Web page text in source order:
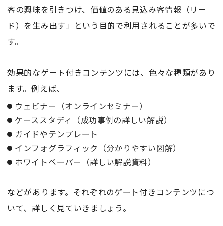
客の興味を引きつけ、価値のある見込み客情報（リー
ド）を生み出す」という目的で利用されることが多いで
す。
効果的なゲート付きコンテンツには、色々な種類があり
ます。例えば、
ウェビナー（オンラインセミナー）
ケーススタディ（成功事例の詳しい解説）
ガイドやテンプレート
インフォグラフィック（分かりやすい図解）
ホワイトペーパー（詳しい解説資料）
などがあります。それぞれのゲート付きコンテンツにつ
いて、詳しく見ていきましょう。